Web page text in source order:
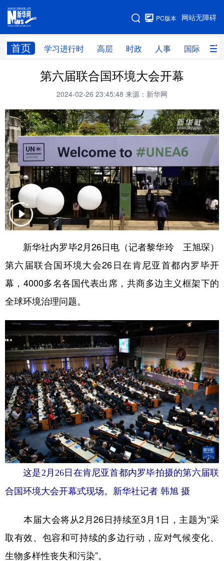
网站无障碍
PC版本
首页 学习进行时 高层 时政 人事 国际 财
网站地图
学习进行时 高层 时政
财经 网评
台湾 思客智库 全球连线 教育
科技 科创
文化 书画
访谈 视频 图片 政务
中央文件 金融
食品 人居 信息化 数字经济
学术中国 乡村振兴 银龄 溯源中国
城市 旅游 能源 会展
彩票 娱乐 时尚 悦读
公益 一带一路
地方频道
北京 天津 河北 山西
辽宁 吉林 上海 江苏
浙江 安徽 福建 江西
山东 河南 湖北 湖南
广东 广西 海南 重庆
四川 贵州 云南 西藏
陕西 甘肃 青海 宁夏
新疆 内蒙古 黑龙江
第六届联合国环境大会开幕
2024-02-26 23:45:48 来源：新华网
新华社内罗毕2月26日电（记者黎华玲 王旭琛）
第六届联合国环境大会26日在肯尼亚首都内罗毕开
幕，4000多名各国代表出席，共商多边主义框架下的
全球环境治理问题。
这是2月26日在肯尼亚首都内罗毕拍摄的第六届联
合国环境大会开幕式现场。新华社记者 韩旭 摄
本届大会将从2月26日持续至3月1日，主题为“采
取有效、包容和可持续的多边行动，应对气候变化、
生物多样性丧失和污染”。